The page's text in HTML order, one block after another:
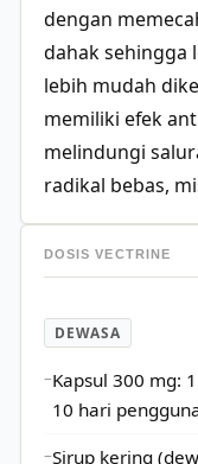
dengan
dahak sehingga
lebih mudah
memiliki efek
melindungi
radikal bebas,
DOSIS VECTRINE
DEWASA
Kapsul 300 mg:
10 hari
Sirup kering